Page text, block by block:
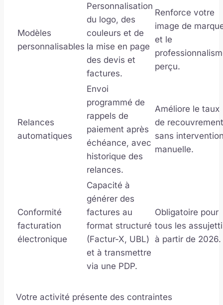
Modèles
personnalisables
Personnalisation
du logo, des
couleurs et de
la mise en page
des devis et
factures.
Renforce votre
image de
et le
perçu.
Relances
automatiques
Envoi
programmé de
rappels de
paiement après
échéance, avec
historique des
relances.
Améliore le taux
de recouvrement
sans
manuelle.
Conformité
facturation
électronique
Capacité à
générer des
factures au
format structuré
(Factur-X, UBL)
et à transmettre
via une PDP.
Obligatoire pour
tous les
à partir de 2026.
Votre activité présente des contraintes